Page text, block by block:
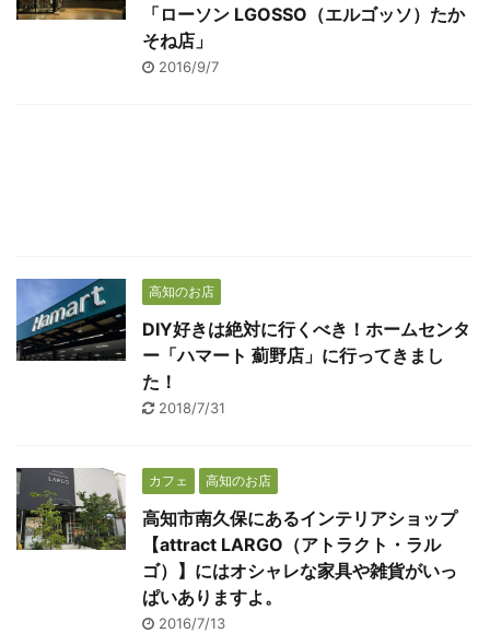
「ローソン LGOSSO（エルゴッソ）たか
そね店」
2016/9/7
高知のお店
DIY好きは絶対に行くべき！ホームセンタ
ー「ハマート 薊野店」に行ってきまし
た！
2018/7/31
カフェ 高知のお店
高知市南久保にあるインテリアショップ
【attract LARGO（アトラクト・ラル
ゴ）】にはオシャレな家具や雑貨がいっ
ぱいありますよ。
2016/7/13